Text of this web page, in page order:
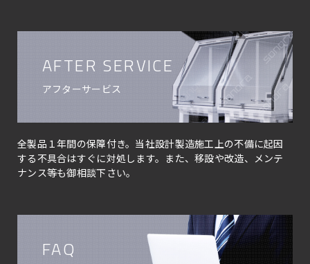
AFTER SERVICE
アフターサービス
全製品１年間の保障付き。当社設計製造施工上の不備に起因
する不具合はすぐに対処します。また、移設や改造、メンテ
ナンス等も御相談下さい。
FAQ